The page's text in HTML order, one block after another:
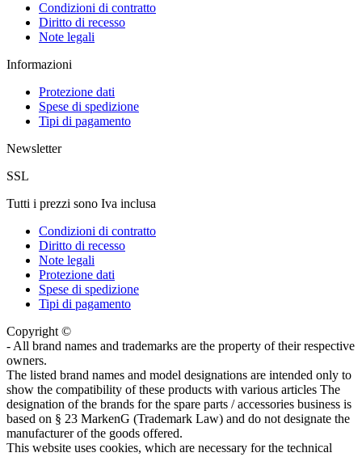
Condizioni di contratto
Diritto di recesso
Note legali
Informazioni
Protezione dati
Spese di spedizione
Tipi di pagamento
Newsletter
SSL
Tutti i prezzi sono Iva inclusa
Condizioni di contratto
Diritto di recesso
Note legali
Protezione dati
Spese di spedizione
Tipi di pagamento
Copyright ©
- All brand names and trademarks are the property of their respective
owners.
The listed brand names and model designations are intended only to
show the compatibility of these products with various articles The
designation of the brands for the spare parts / accessories business is
based on § 23 MarkenG (Trademark Law) and do not designate the
manufacturer of the goods offered.
This website uses cookies, which are necessary for the technical